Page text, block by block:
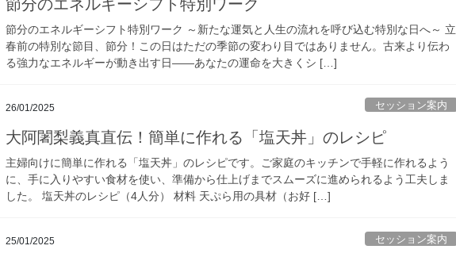
節分のエネルギーシフト特別ワーク
節分のエネルギーシフト特別ワーク ～新たな運気と人生の流れを呼び込む特別な日へ～ 立
春前の特別な節目、節分！この日はただの季節の変わり目ではありません。古来より伝わ
る強力なエネルギーが動き出す日――あなたの運命を大きくシ […]
26/01/2025 セッション案内
大阿闍梨義真直伝！簡単に作れる「塩天丼」のレシピ
主婦向けに簡単に作れる「塩天丼」のレシピです。ご家庭のキッチンで手軽に作れるよう
に、手に入りやすい食材を使い、準備から仕上げまでスムーズに進められるよう工夫しま
した。 塩天丼のレシピ（4人分） 材料 天ぷら用の具材（お好 […]
25/01/2025 セッション案内